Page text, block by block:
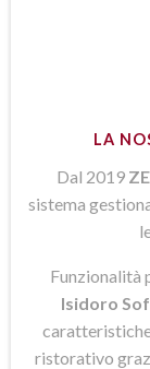
LA
Dal 2019
sistema
Funzionalità
Isidoro
ristorativo